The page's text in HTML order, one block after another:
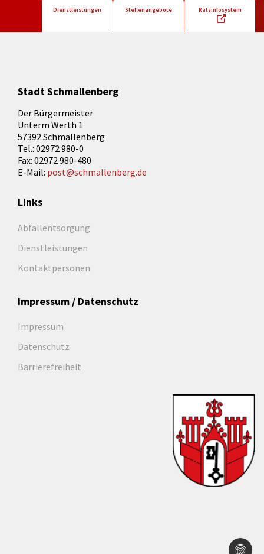
Dienstleistungen Stellenangebote Ratsinfosystem
Stadt Schmallenberg
Der Bürgermeister
Unterm Werth 1
57392 Schmallenberg
Tel.: 02972 980-0
Fax: 02972 980-480
E-Mail: post@schmallenberg.de
Links
Abfallentsorgung
Dienstleistungen
Kontaktpersonen
Impressum / Datenschutz
Impressum
Datenschutz
Barrierefreiheit